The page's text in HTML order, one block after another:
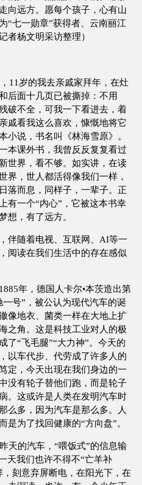
向远方。愿每个孩子，心有山
“七一勋章”获得者、云南丽江
者杨文明采访整理）
岁的我去亲戚家拜年，在灶
后面十几页已被撕掉：不用
破不全，可我一下看进去，着
戚看我这么喜欢，慷慨地将它
小说，书名叫《林海雪原》。
本课外书，我曾反反复复看过
世界，看不够。如实讲，在读
界，世人都活得像我们一样，
落而息，同样子，一辈子。正
有一个“内心”，它被这本书幸
想，有了远方。
随着电视、互联网、AI等一
阅读在我们生活中的存在感似
年，德国人卡尔•本茨造出第
号”，被公认为现代汽车的诞
像地衣、菌类一样在大地上扩
之角。这是科技工业对人的极
了“飞毛腿”“大力神”。今天的
以车代步、代劳成了许多人的
定，今天出现在我们身边的一
没有轮子替他们跑，而是轮子
。这或许是人类在发明汽车时
么多，因为汽车是那么多。人
为了找回健康的“方向盘”。
的汽车，“喂饭式”的信息输
天我们也许不得不“亡羊补
刻意弃屏断电，在阳光下，在